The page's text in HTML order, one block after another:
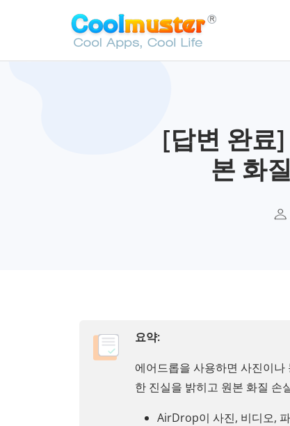
[답변 완료
본 화
요약:
에어드롭을 사용하면 사진이
한 진실을 밝히고 원본 화질 손
AirDrop이 사진, 비디오,